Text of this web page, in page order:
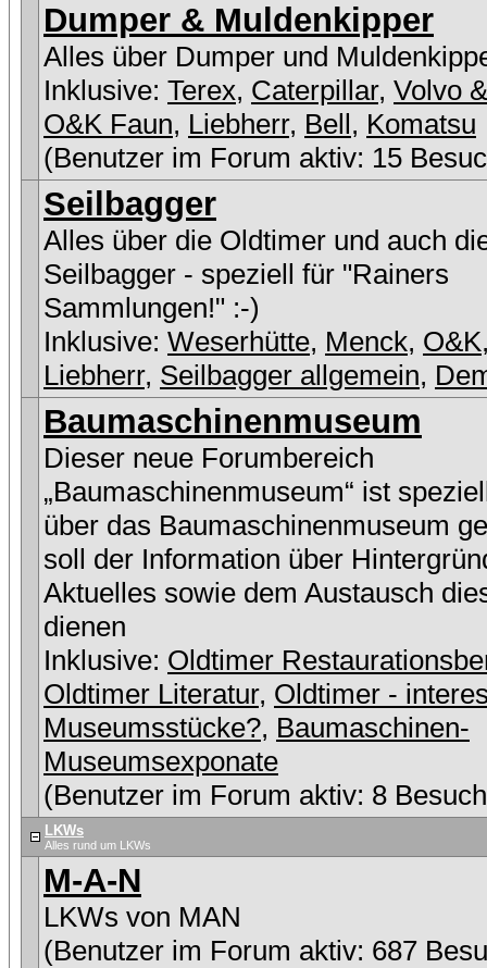
Dumper & Muldenkipper
Alles über Dumper und
Inklusive: Terex, Caterpillar, Volvo
O&K Faun, Liebherr, Bell, Komatsu
(Benutzer im Forum aktiv: 15
Seilbagger
Alles über die Oldtimer und auch
Seilbagger - speziell für "Rainers
Sammlungen!" :-)
Inklusive: Weserhütte, Menck, O&K
Liebherr, Seilbagger allgemein,
Baumaschinenmuseum
Dieser neue Forumbereich
„Baumaschinenmuseum“ ist
über das Baumaschinenmuseum
soll der Information über
Aktuelles sowie dem Austausch
dienen
Inklusive: Oldtimer
Oldtimer Literatur, Oldtimer -
Museumsstücke?, Baumaschinen-
Museumsexponate
(Benutzer im Forum aktiv: 8
LKWs
Alles rund um LKWs
M-A-N
LKWs von MAN
(Benutzer im Forum aktiv: 687